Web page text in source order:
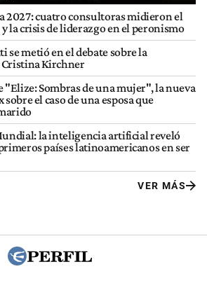
2027: cuatro consultoras midieron el
la crisis de liderazgo en el peronismo
se metió en el debate sobre la
Kirchner
"Elize: Sombras de una mujer", la nueva
el caso de una esposa que
la inteligencia artificial reveló
países latinoamericanos en ser
VER MÁS